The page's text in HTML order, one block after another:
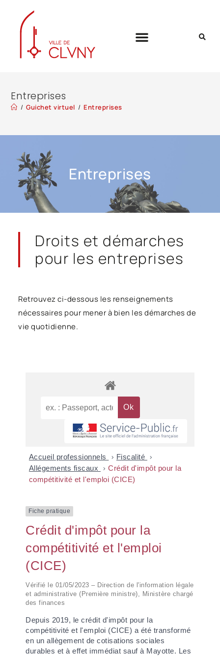
Entreprises
/ Guichet virtuel / Entreprises
Entreprises
Droits et démarches
pour les entreprises
Retrouvez ci-dessous les renseignements
nécessaires pour mener à bien les démarches de
vie quotidienne.
Accueil professionnels > Fiscalité >
Allégements fiscaux > Crédit d'impôt pour la
compétitivité et l'emploi (CICE)
Fiche pratique
Crédit d'impôt pour la
compétitivité et l'emploi
(CICE)
Vérifié le 01/05/2023 – Direction de l'information légale
et administrative (Première ministre), Ministère chargé
des finances
Depuis 2019, le crédit d'impôt pour la
compétitivité et l'emploi (CICE) a été transformé
en un allègement de cotisations sociales
durables et à effet immédiat sauf à Mayotte. Les